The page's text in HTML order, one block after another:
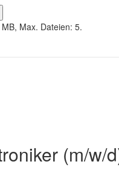
Max. Dateien: 5.
(m/w/